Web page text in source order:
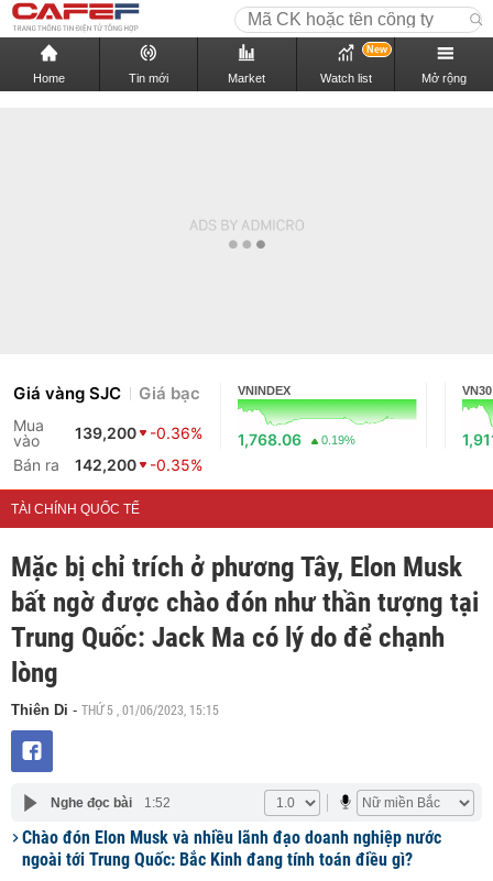
Home Tin mới Market Watch list
New
Mở rộng
Giá vàng SJC Giá bạc
Mua
vào
139,200
-0.36%
Bán ra
142,200 -0.35%
VNINDEX
1,768.06 0.19%
VN30
TÀI CHÍNH QUỐC TẾ
Mặc bị chỉ trích ở phương Tây, Elon Musk
bất ngờ được chào đón như thần tượng tại
Trung Quốc: Jack Ma có lý do để chạnh
lòng
Thiên Di - THỨ 5 , 01/06/2023, 15:15
Nghe đọc bài 1:52
Chào đón Elon Musk và nhiều lãnh đạo doanh nghiệp nước
ngoài tới Trung Quốc: Bắc Kinh đang tính toán điều gì?